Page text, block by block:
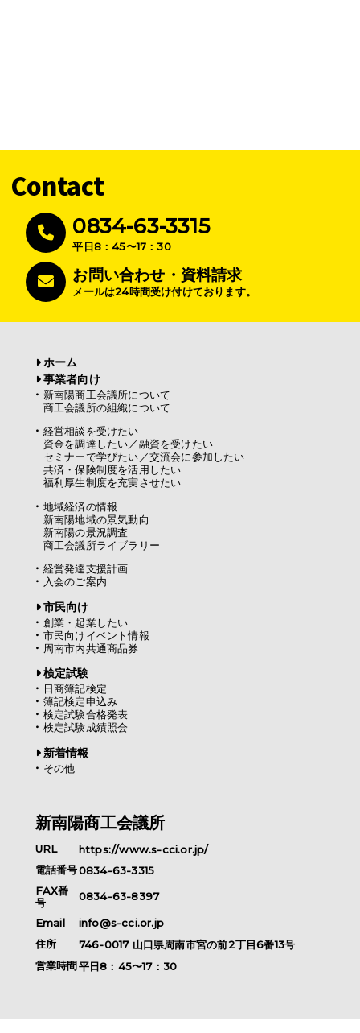
Contact
0834-63-3315
平日8：45〜17：30
お問い合わせ・資料請求
メールは24時間受け付けております。
ホーム
事業者向け
新南陽商工会議所について
商工会議所の組織について
経営相談を受けたい
資金を調達したい／融資を受けたい
セミナーで学びたい／交流会に参加したい
共済・保険制度を活用したい
福利厚生制度を充実させたい
地域経済の情報
新南陽地域の景気動向
新南陽の景況調査
商工会議所ライブラリー
経営発達支援計画
入会のご案内
市民向け
創業・起業したい
市民向けイベント情報
周南市内共通商品券
検定試験
日商簿記検定
簿記検定申込み
検定試験合格発表
検定試験成績照会
新着情報
その他
新南陽商工会議所
URL
https://www.s-cci.or.jp/
電話番号0834-63-3315
FAX番
号
0834-63-8397
Email
info@s-cci.or.jp
住所
746-0017山口県周南市宮の前2丁目6番13号
営業時間平日8：45〜17：30